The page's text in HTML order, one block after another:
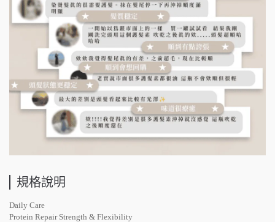
規格說明
Daily Care
Protein Repair Strength & Flexibility